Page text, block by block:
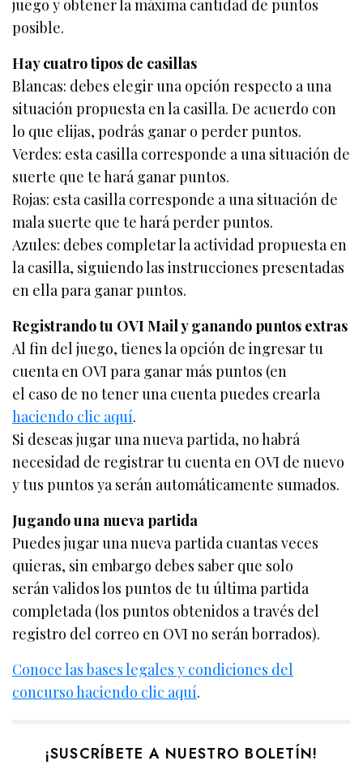
juego y obtener la máxima cantidad de puntos
posible.
Hay cuatro tipos de casillas
Blancas: debes elegir una opción respecto a una
situación propuesta en la casilla. De acuerdo con
lo que elijas, podrás ganar o perder puntos.
Verdes: esta casilla corresponde a una situación de
suerte que te hará ganar puntos.
Rojas: esta casilla corresponde a una situación de
mala suerte que te hará perder puntos.
Azules: debes completar la actividad propuesta en
la casilla, siguiendo las instrucciones presentadas
en ella para ganar puntos.
Registrando tu OVI Mail y ganando puntos extras
Al fin del juego, tienes la opción de ingresar tu
cuenta en OVI para ganar más puntos (en
el caso de no tener una cuenta puedes crearla
haciendo clic aquí.
Si deseas jugar una nueva partida, no habrá
necesidad de registrar tu cuenta en OVI de nuevo
y tus puntos ya serán automáticamente sumados.
Jugando una nueva partida
Puedes jugar una nueva partida cuantas veces
quieras, sin embargo debes saber que solo
serán validos los puntos de tu última partida
completada (los puntos obtenidos a través del
registro del correo en OVI no serán borrados).
Conoce las bases legales y condiciones del
concurso haciendo clic aquí.
¡SUSCRÍBETE A NUESTRO BOLETÍN!